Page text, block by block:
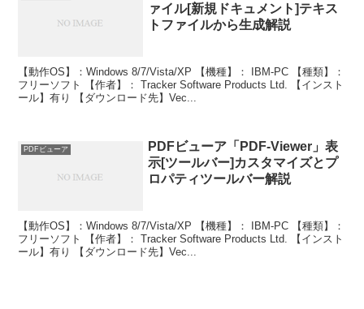
ァイル[新規ドキュメント]テキス
トファイルから生成解説
【動作OS】：Windows 8/7/Vista/XP 【機種】： IBM-PC 【種類】：
フリーソフト 【作者】： Tracker Software Products Ltd. 【インスト
ール】有り 【ダウンロード先】Vec...
PDFビューア
PDFビューア「PDF-Viewer」表
示[ツールバー]カスタマイズとプ
ロパティツールバー解説
【動作OS】：Windows 8/7/Vista/XP 【機種】： IBM-PC 【種類】：
フリーソフト 【作者】： Tracker Software Products Ltd. 【インスト
ール】有り 【ダウンロード先】Vec...